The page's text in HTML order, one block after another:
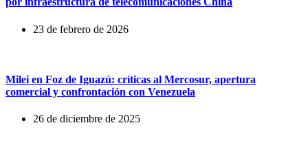
23 de febrero de 2026
Milei en Foz de Iguazú: críticas al Mercosur, apertura
comercial y confrontación con Venezuela
26 de diciembre de 2025